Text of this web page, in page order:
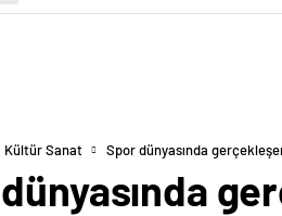
Kültür Sanat Spor dünyasında